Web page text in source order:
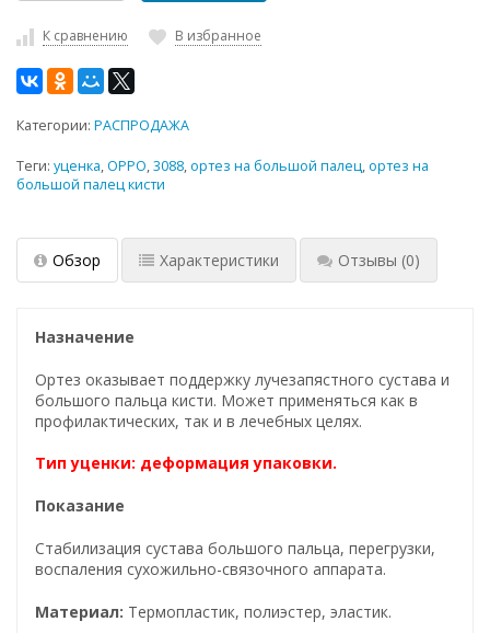
К сравнению В избранное
Категории: РАСПРОДАЖА
Теги: уценка,OPPO,3088,ортез на большой палец,ортез на
большой палец кисти
Обзор Характеристики Отзывы (0)
Назначение
Ортез оказывает поддержку лучезапястного сустава и
большого пальца кисти. Может применяться как в
профилактических, так и в лечебных целях.
Тип уценки: деформация упаковки.
Показание
Стабилизация сустава большого пальца, перегрузки,
воспаления сухожильно-связочного аппарата.
Материал: Термопластик, полиэстер, эластик.